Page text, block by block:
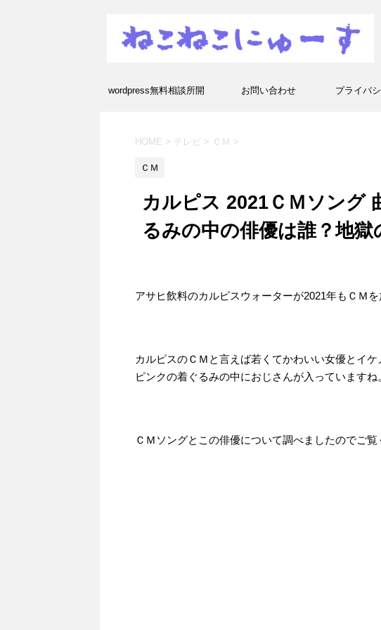
wordpress無料相談所開
ます！
お問い合わせ プライバ
HOME > テレビ > ＣＭ >
ＣＭ
カルピス 2021ＣＭソング
るみの中の俳優は誰？地獄
アサヒ飲料のカルピスウォーターが2021年もＣＭを
カルピスのＣＭと言えば若くてかわいい女優とイ
ピンクの着ぐるみの中におじさんが入っていますね
ＣＭソングとこの俳優について調べましたのでご覧